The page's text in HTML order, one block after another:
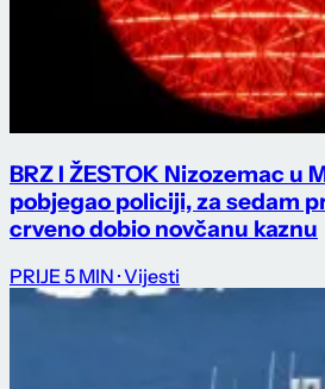
BRZ I ŽESTOK Nizozemac u
pobjegao policiji, za sedam
crveno dobio novčanu kaznu
PRIJE 5 MIN · Vijesti